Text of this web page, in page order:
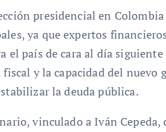
presidencial en
ya que expertos
el país de cara al día
y la capacidad del nuevo
la deuda pública.
vinculado a Iván